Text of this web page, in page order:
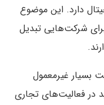
دارد. این موضوع
شرکت‌هایی تبدیل
بسیار غیرمعمول
در فعالیت‌های تجاری